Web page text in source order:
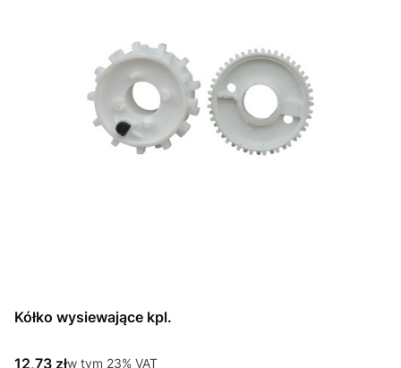
Kółko wysiewające kpl.
Cena brutto
12,73 złw tym %s VAT
w tym 23% VAT